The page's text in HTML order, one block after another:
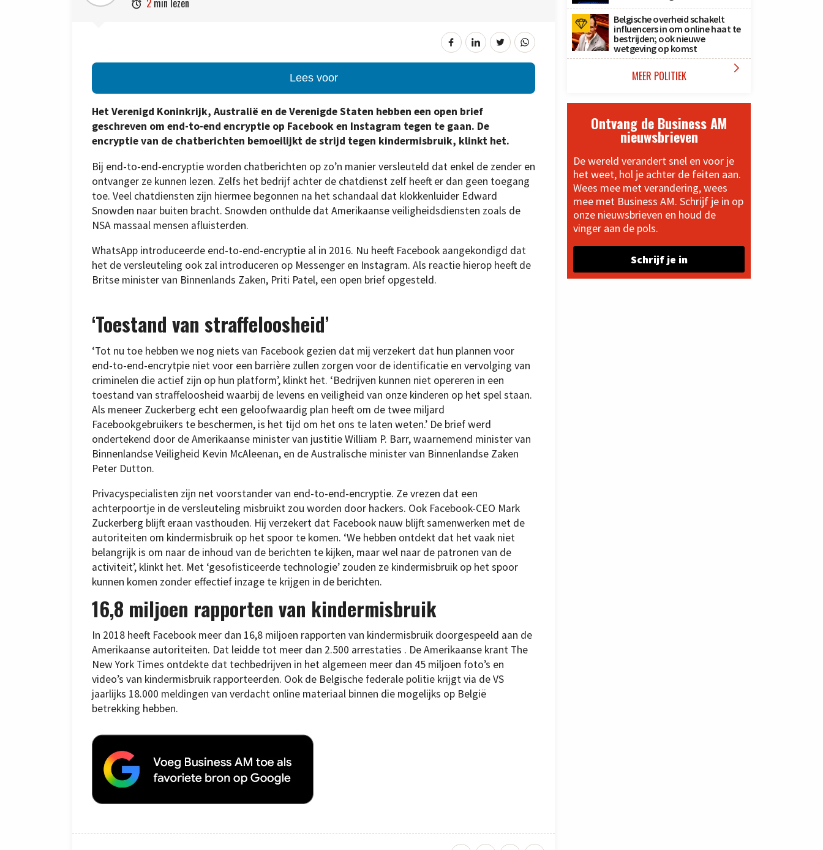

Lees voor
Het Verenigd Koninkrijk, Australië en de Verenigde Staten hebben een open brief
geschreven om end-to-end encryptie op Facebook en Instagram tegen te gaan. De
encryptie van de chatberichten bemoeilijkt de strijd tegen kindermisbruik, klinkt het.
Bij end-to-end-encryptie worden chatberichten op zo’n manier versleuteld dat enkel de zender en
ontvanger ze kunnen lezen. Zelfs het bedrijf achter de chatdienst zelf heeft er dan geen toegang
toe. Veel chatdiensten zijn hiermee begonnen na het schandaal dat klokkenluider Edward
Snowden naar buiten bracht. Snowden onthulde dat Amerikaanse veiligheidsdiensten zoals de
NSA massaal mensen afluisterden.
WhatsApp introduceerde end-to-end-encryptie al in 2016. Nu heeft Facebook aangekondigd dat
het de versleuteling ook zal introduceren op Messenger en Instagram. Als reactie hierop heeft de
Britse minister van Binnenlands Zaken, Priti Patel, een open brief opgesteld.
‘Toestand van straffeloosheid’
‘Tot nu toe hebben we nog niets van Facebook gezien dat mij verzekert dat hun plannen voor
end-to-end-encrytpie niet voor een barrière zullen zorgen voor de identificatie en vervolging van
criminelen die actief zijn op hun platform’, klinkt het. ‘Bedrijven kunnen niet opereren in een
toestand van straffeloosheid waarbij de levens en veiligheid van onze kinderen op het spel staan.
Als meneer Zuckerberg echt een geloofwaardig plan heeft om de twee miljard
Facebookgebruikers te beschermen, is het tijd om het ons te laten weten.’ De brief werd
ondertekend door de Amerikaanse minister van justitie William P. Barr, waarnemend minister van
Binnenlandse Veiligheid Kevin McAleenan, en de Australische minister van Binnenlandse Zaken
Peter Dutton.
Privacyspecialisten zijn net voorstander van end-to-end-encryptie. Ze vrezen dat een
achterpoortje in de versleuteling misbruikt zou worden door hackers. Ook Facebook-CEO Mark
Zuckerberg blijft eraan vasthouden. Hij verzekert dat Facebook nauw blijft samenwerken met de
autoriteiten om kindermisbruik op het spoor te komen. ‘We hebben ontdekt dat het vaak niet
belangrijk is om naar de inhoud van de berichten te kijken, maar wel naar de patronen van de
activiteit’, klinkt het. Met ‘gesofisticeerde technologie’ zouden ze kindermisbruik op het spoor
kunnen komen zonder effectief inzage te krijgen in de berichten.
16,8 miljoen rapporten van kindermisbruik
In 2018 heeft Facebook meer dan 16,8 miljoen rapporten van kindermisbruik doorgespeeld aan de
Amerikaanse autoriteiten. Dat leidde tot meer dan 2.500 arrestaties . De Amerikaanse krant The
New York Times ontdekte dat techbedrijven in het algemeen meer dan 45 miljoen foto’s en
video’s van kindermisbruik rapporteerden. Ook de Belgische federale politie krijgt via de VS
jaarlijks 18.000 meldingen van verdacht online materiaal binnen die mogelijks op België
betrekking hebben.
Belgische overheid schakelt
influencers in om online haat te
bestrijden; ook nieuwe
wetgeving op komst
MEER POLITIEK 
Ontvang de Business AM
nieuwsbrieven
De wereld verandert snel en voor je
het weet, hol je achter de feiten aan.
Wees mee met verandering, wees
mee met Business AM. Schrijf je in op
onze nieuwsbrieven en houd de
vinger aan de pols.
Schrijf je in